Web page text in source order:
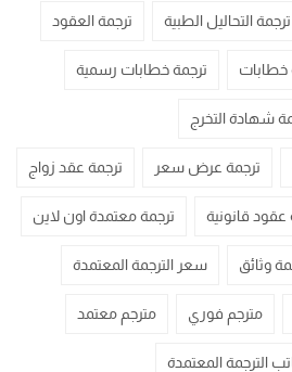
ترجمة التحاليل الطبية ترجمة العقود
خطابات ترجمة خطابات رسمية
شهادة التخرج
ترجمة عرض سعر ترجمة عقد زواج
عقود قانونية ترجمة معتمدة اون لاين
وثائق سعر الترجمة المعتمدة
مترجم فوري مترجم معتمد
الترجمة المعتمدة